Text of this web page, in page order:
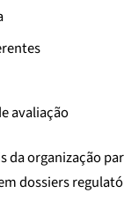
avaliação
organização
dossiers